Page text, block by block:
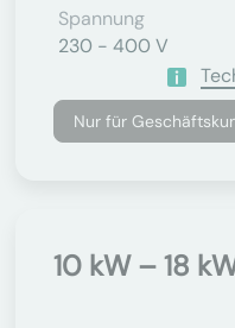
Spannung
230 - 400 V
Nur für
10 kW – 18